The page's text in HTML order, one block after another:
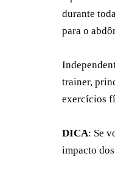
durante
para o
trainer,
exercícios
DICA: Se
impacto